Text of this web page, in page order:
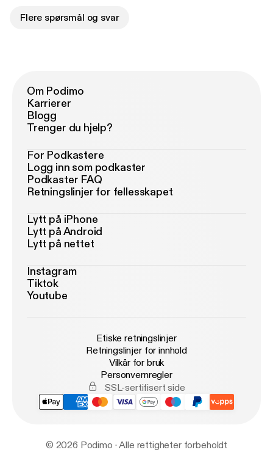
Flere spørsmål og svar
Om Podimo
Karrierer
Blogg
Trenger du hjelp?
For Podkastere
Logg inn som podkaster
Podkaster FAQ
Retningslinjer for fellesskapet
Lytt på iPhone
Lytt på Android
Lytt på nettet
Instagram
Tiktok
Youtube
Etiske retningslinjer
Retningslinjer for innhold
Vilkår for bruk
Personvernregler
SSL-sertifisert side
© 2026 Podimo · Alle rettigheter forbeholdt